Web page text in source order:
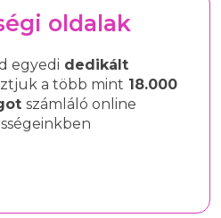
oldalak
egyedi dedikált
a több mint 18.000
számláló online